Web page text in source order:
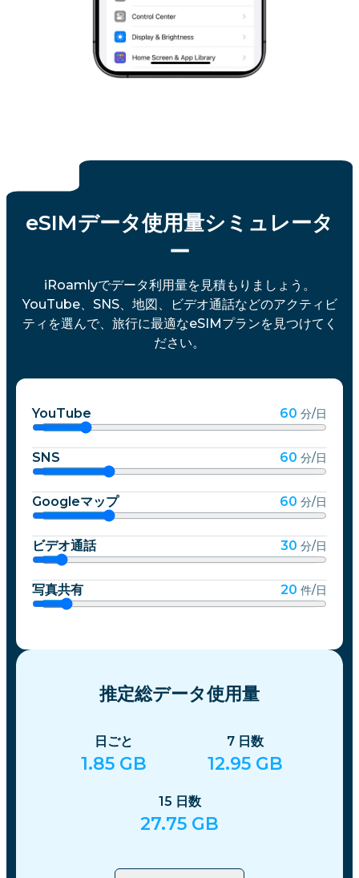
eSIMデータ使用量シミュレータ
ー
iRoamlyでデータ利用量を見積もりましょう。
YouTube、SNS、地図、ビデオ通話などのアクティビ
ティを選んで、旅行に最適なeSIMプランを見つけてく
ださい。
YouTube 60 分/日
SNS 60 分/日
Googleマップ 60 分/日
ビデオ通話 30 分/日
写真共有 20 件/日
推定総データ使用量
日ごと
1.85 GB
7 日数
12.95 GB
15 日数
27.75 GB